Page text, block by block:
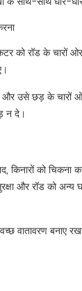
को रॉड के चारों
उसे छड़ के चारों ओर
न दे।
किनारों को चिकना
और रॉड को अन्य
वातावरण बनाए